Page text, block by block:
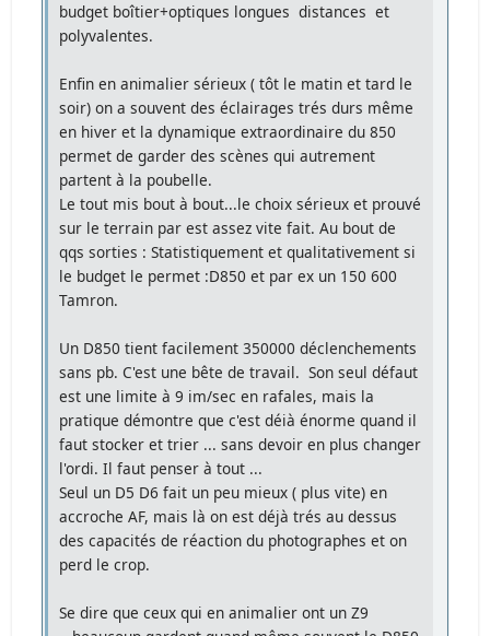
budget boîtier+optiques longues distances et
polyvalentes.
Enfin en animalier sérieux ( tôt le matin et tard le
soir) on a souvent des éclairages trés durs même
en hiver et la dynamique extraordinaire du 850
permet de garder des scènes qui autrement
partent à la poubelle.
Le tout mis bout à bout...le choix sérieux et prouvé
sur le terrain par est assez vite fait. Au bout de
qqs sorties : Statistiquement et qualitativement si
le budget le permet :D850 et par ex un 150 600
Tamron.
Un D850 tient facilement 350000 déclenchements
sans pb. C'est une bête de travail. Son seul défaut
est une limite à 9 im/sec en rafales, mais la
pratique démontre que c'est déià énorme quand il
faut stocker et trier ... sans devoir en plus changer
l'ordi. Il faut penser à tout ...
Seul un D5 D6 fait un peu mieux ( plus vite) en
accroche AF, mais là on est déjà trés au dessus
des capacités de réaction du photographes et on
perd le crop.
Se dire que ceux qui en animalier ont un Z9